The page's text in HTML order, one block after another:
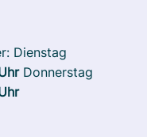
Dienstag
Donnerstag